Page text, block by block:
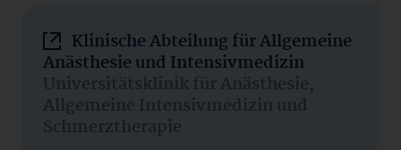
Klinische Abteilung für Allgemeine
Anästhesie und Intensivmedizin
Universitätsklinik für Anästhesie,
Allgemeine Intensivmedizin und
Schmerztherapie